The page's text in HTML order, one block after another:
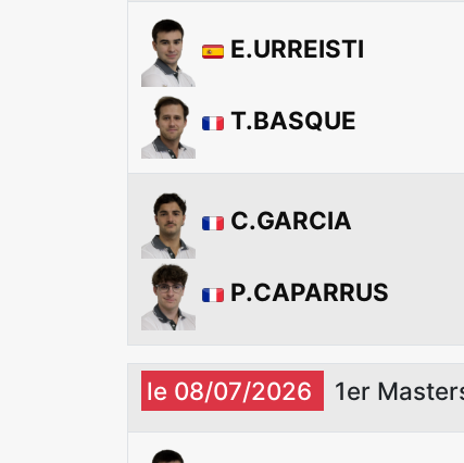
E.URREISTI
T.BASQUE
C.GARCIA
P.CAPARRUS
le 08/07/2026 1er